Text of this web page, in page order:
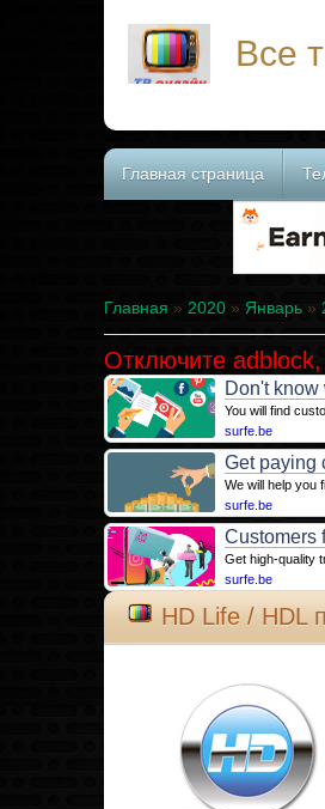
Все
Главная страница
Главная » 2020 » Январь »
Отключите
Don't know
You will find
surfe.be
Get paying
We will help you
surfe.be
Customers
Get high-quality
surfe.be
HD Life / HDL